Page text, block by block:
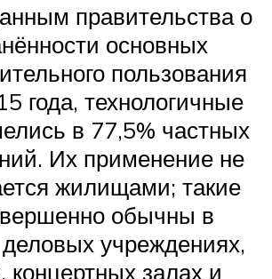
правительства о
основных
пользования
года, технологичные
в 77,5% частных
Их применение не
жилищами; такие
обычны в
учреждениях,
концертных залах и